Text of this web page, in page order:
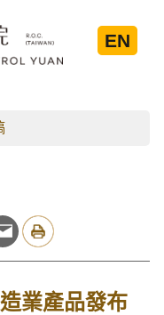
EN
業產品發布